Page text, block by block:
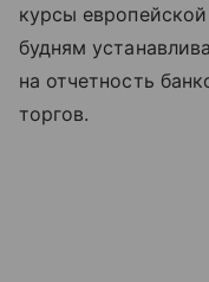
курсы
будням
на отчетность
торгов.